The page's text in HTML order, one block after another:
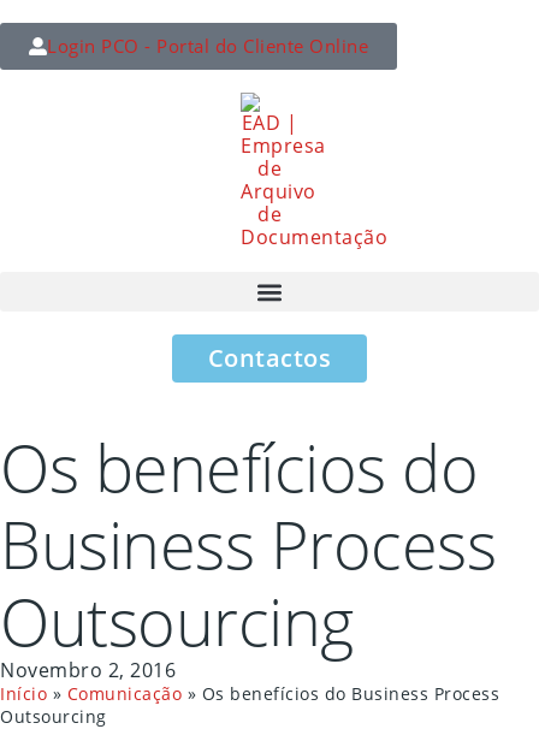
Login PCO - Portal do Cliente Online
Contactos
Os benefícios do
Business Process
Outsourcing
Novembro 2, 2016
Início » Comunicação » Os benefícios do Business Process
Outsourcing